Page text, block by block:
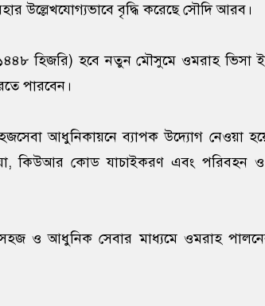
উল্লেখযোগ্যভাবে বৃদ্ধি করেছে সৌদি আরব।
হিজরি) হবে নতুন মৌসুমে ওমরাহ ভিসা
পারবেন।
আধুনিকায়নে ব্যাপক উদ্যোগ নেওয়া
কিউআর কোড যাচাইকরণ এবং পরিবহন
ও আধুনিক সেবার মাধ্যমে ওমরাহ